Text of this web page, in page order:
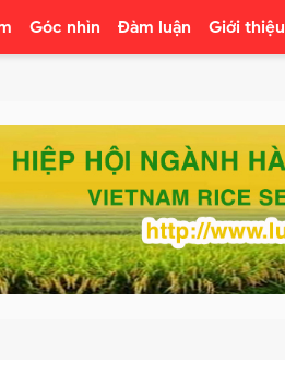
Góc nhìn Đàm luận Giới thiệu